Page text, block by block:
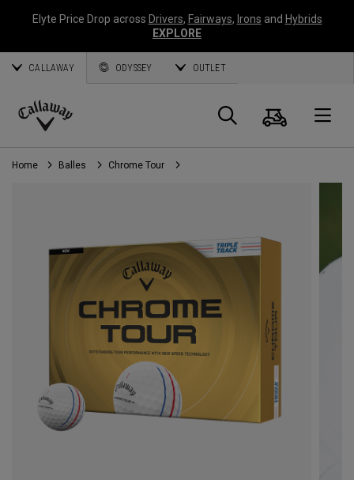
Elyte Price Drop across Drivers, Fairways, Irons and Hybrids
EXPLORE
CALLAWAY ODYSSEY OUTLET
Callaway
Golf
Panier
Home Balles Chrome Tour